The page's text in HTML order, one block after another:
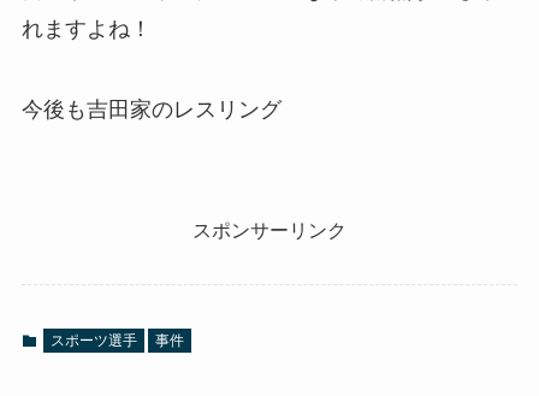
れますよね！
今後も吉田家のレスリング
スポンサーリンク
スポーツ選手 事件